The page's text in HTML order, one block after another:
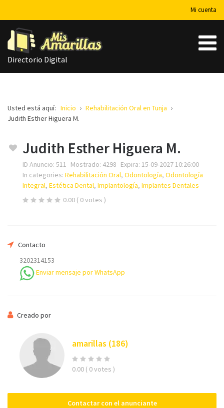
Mi cuenta
Directorio Digital
Usted está aquí: Inicio
Rehabilitación Oral en Tunja
Judith Esther Higuera M.
Judith Esther Higuera M.
ID Anuncio: 511 Mostrado: 4298 Expira: 15-09-2027 10:26:00
In categories: Rehabilitación Oral, Odontología, Odontología
Integral, Estética Dental, Implantología, Implantes Dentales
0.00 ( 0 votes )
Contacto
3202314153
Enviar mensaje por WhatsApp
Creado por
amarillas (186)
0.00 ( 0 votes )
Contactar con el anunciante
Su nombre
Mensaje